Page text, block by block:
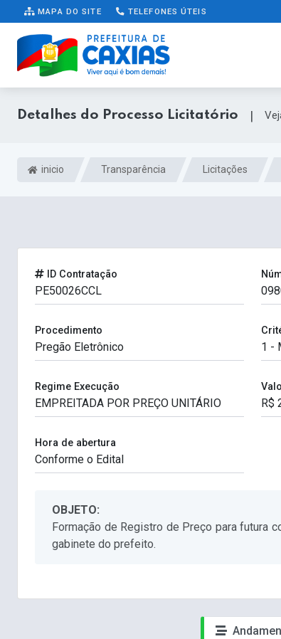
MAPA DO SITE TELEFONES ÚTEIS
Detalhes do Processo Licitatório |
inicio Transparência Licitações
ID Contratação
Procedimento
Regime Execução
Hora de abertura
OBJETO:
Formação de Registro de Preço para futura
gabinete do prefeito.